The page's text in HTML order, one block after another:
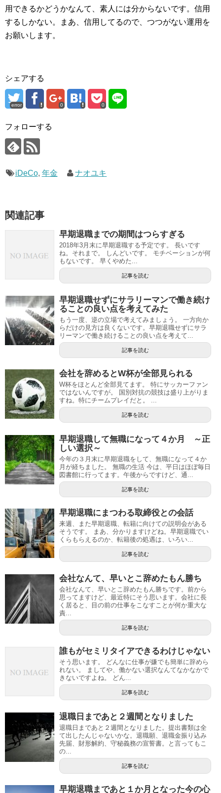
用できるかどうかなんて、素人には分からないです。信用
するしかない。まあ、信用してるので、つつがない運用を
お願いします。
シェアする
error 0 0
フォローする
iDeCo, 年金 ナオユキ
関連記事
早期退職までの期間はつらすぎる
2018年3月末に早期退職する予定です。 長いです
ね。それまで。 しんどいです。 モチベーションが何
もないです。 早くやめた...
記事を読む
早期退職せずにサラリーマンで働き続け
ることの良い点を考えてみた
もう一度、逆の立場で考えてみましょう。 一方向か
らだけの見方は良くないです。早期退職せずにサラ
リーマンで働き続けることの良い点を考えて...
記事を読む
会社を辞めるとW杯が全部見られる
W杯をほとんど全部見てます。 特にサッカーファン
ではないんですが。 国別対抗の競技は盛り上がりま
すね。特にチームプレイだと。 ...
記事を読む
早期退職して無職になって４か月 ～正
しい選択～
今年の３月末に早期退職をして、無職になって４か
月が経ちました。 無職の生活 今は、平日はほぼ毎日
図書館に行ってます。午後からですけど、通...
記事を読む
早期退職にまつわる取締役との会話
来週、また早期退職、転籍に向けての説明会がある
そうです。 まあ、分かりますけどね。早期退職でい
くらもらえるのか、転籍後の処遇は、いろい...
記事を読む
会社なんて、早いとこ辞めたもん勝ち
会社なんて、早いとこ辞めたもん勝ちです。前から
思ってますけど、最近特にそう思います。会社に長
く居ると、目の前の仕事をこなすことが何か重大な
責...
記事を読む
誰もがセミリタイアできるわけじゃない
そう思います。 どんなに仕事が嫌でも簡単に辞めら
れない。 ましてや、働かない選択なんてなかなかで
きないですよね。 どん...
記事を読む
退職日まであと２週間となりました
退職日まであと２週間となりました。提出書類は全
て出したんじゃないかな。退職願、退職金振り込み
先届、財形解約、守秘義務の宣誓書。と言ってもこ
の...
記事を読む
早期退職まであと１か月となった今の心